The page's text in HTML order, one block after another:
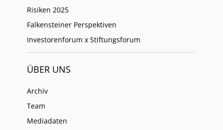
Risiken 2025
Falkensteiner Perspektiven
Investorenforum x Stiftungsforum
ÜBER UNS
Archiv
Team
Mediadaten